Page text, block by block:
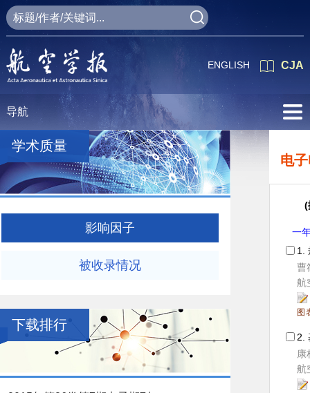
CJA
ENGLISH
导航
电
(
一
1.
曹
航
图
2.
康
航
学术质量
影响因子
被收录情况
下载排行